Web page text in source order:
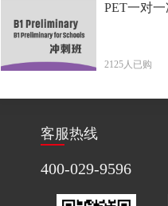
PET一对
2125人已购
客服热线
400-029-9596